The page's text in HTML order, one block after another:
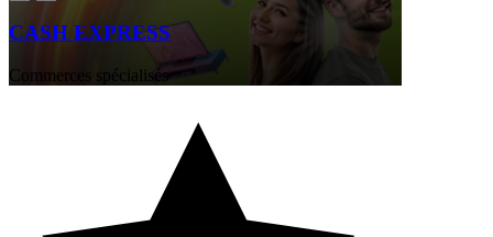
CASH EXPRESS
Commerces spécialisés